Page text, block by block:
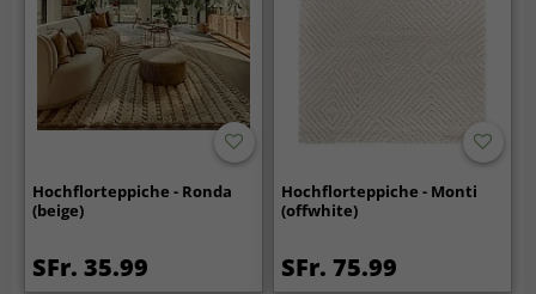
Hochflorteppiche - Ronda
(beige)
SFr. 35.99
Hochflorteppiche - Monti
(offwhite)
SFr. 75.99